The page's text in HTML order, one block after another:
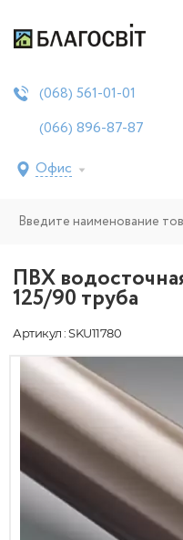
(068) 561-01-01
(066) 896-87-87
Офис
ПВХ
125/90 труба
Артикул : SKU11780